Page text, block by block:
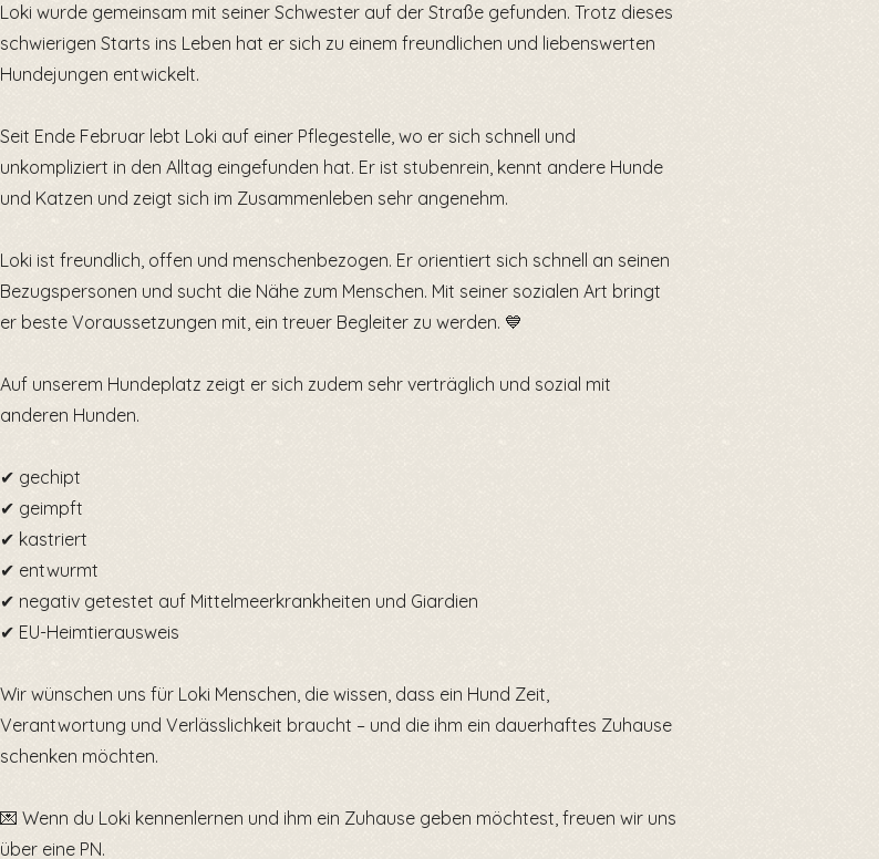
Loki wurde gemeinsam mit seiner Schwester auf der Straße gefunden. Trotz dieses
schwierigen Starts ins Leben hat er sich zu einem freundlichen und liebenswerten
Hundejungen entwickelt.
Seit Ende Februar lebt Loki auf einer Pflegestelle, wo er sich schnell und
unkompliziert in den Alltag eingefunden hat. Er ist stubenrein, kennt andere Hunde
und Katzen und zeigt sich im Zusammenleben sehr angenehm.
Loki ist freundlich, offen und menschenbezogen. Er orientiert sich schnell an seinen
Bezugspersonen und sucht die Nähe zum Menschen. Mit seiner sozialen Art bringt
er beste Voraussetzungen mit, ein treuer Begleiter zu werden. 💙
Auf unserem Hundeplatz zeigt er sich zudem sehr verträglich und sozial mit
anderen Hunden.
✔ gechipt
✔ geimpft
✔ kastriert
✔ entwurmt
✔ negativ getestet auf Mittelmeerkrankheiten und Giardien
✔ EU-Heimtierausweis
Wir wünschen uns für Loki Menschen, die wissen, dass ein Hund Zeit,
Verantwortung und Verlässlichkeit braucht – und die ihm ein dauerhaftes Zuhause
schenken möchten.
💌 Wenn du Loki kennenlernen und ihm ein Zuhause geben möchtest, freuen wir uns
über eine PN.